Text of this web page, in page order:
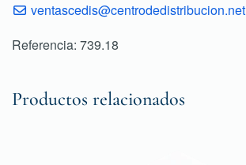
ventascedis@centrodedistribucion.net
Referencia: 739.18
Productos relacionados